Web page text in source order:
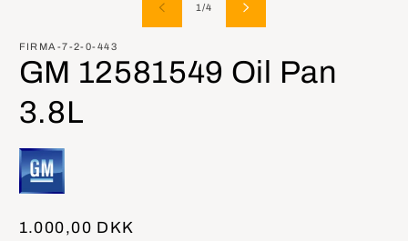
1/von
4
FIRMA-7-2-0-443
GM 12581549 Oil Pan
3.8L
Normaler
1.000,00 DKK